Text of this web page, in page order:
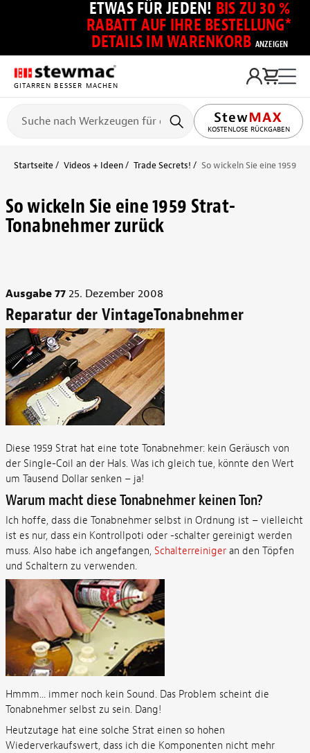
ETWAS FÜR JEDEN! BIS ZU 30 %
RABATT AUF IHRE BESTELLUNG*
DETAILS IM WARENKORB ANZEIGEN
GITARREN BESSER MACHEN
KOSTENLOSE RÜCKGABEN
Startseite Videos + Ideen Trade Secrets! So wickeln Sie eine 1959
So wickeln Sie eine 1959 Strat-
Tonabnehmer zurück
Ausgabe 7725. Dezember 2008
Reparatur der VintageTonabnehmer
Diese 1959 Strat hat eine tote Tonabnehmer: kein Geräusch von
der Single-Coil an der Hals. Was ich gleich tue, könnte den Wert
um Tausend Dollar senken – ja!
Warum macht diese Tonabnehmer keinen Ton?
Ich hoffe, dass die Tonabnehmer selbst in Ordnung ist – vielleicht
ist es nur, dass ein Kontrollpoti oder -schalter gereinigt werden
muss. Also habe ich angefangen, Schalterreinigeran den Töpfen
und Schaltern zu verwenden.
Hmmm... immer noch kein Sound. Das Problem scheint die
Tonabnehmer selbst zu sein. Dang!
Heutzutage hat eine solche Strat einen so hohen
Wiederverkaufswert, dass ich die Komponenten nicht mehr